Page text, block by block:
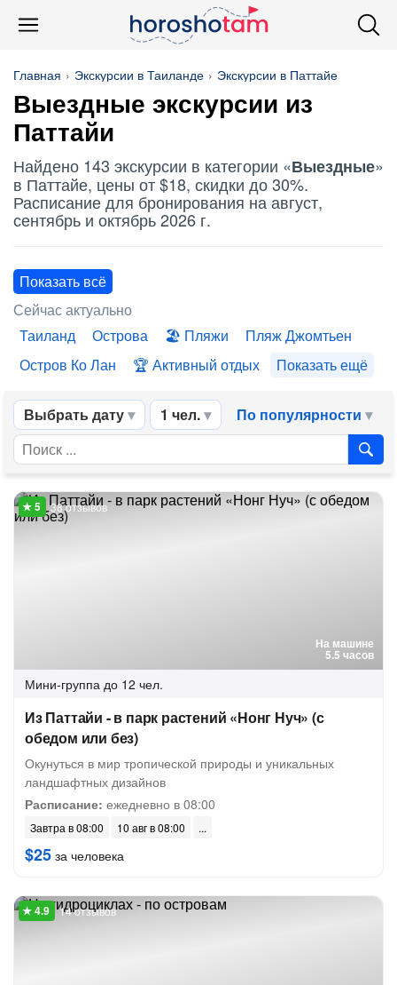
Главная Экскурсии в Таиланде Экскурсии в Паттайе
Выездные экскурсии из
Паттайи
Найдено 143 экскурсии в категории «Выездные»
в Паттайе, цены от $18, скидки до 30%.
Расписание для бронирования на август,
сентябрь и октябрь 2026 г.
Показать всё
Сейчас актуально
Таиланд
Острова Пляжи
Пляж Джомтьен
Остров Ко Лан
Активный отдых Показать ещё
Выбрать дату 1 чел. По популярности
На машине
5.5 часов
38 отзывов
Мини-группа до 12 чел.
Из Паттайи - в парк растений «Нонг Нуч» (с
обедом или без)
Окунуться в мир тропической природы и уникальных
ландшафтных дизайнов
Расписание: ежедневно в 08:00
Завтра в 08:00 10 авг в 08:00
$25 за человека
14 отзывов